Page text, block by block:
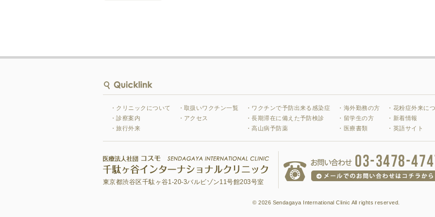
・クリニックについて
・診察案内
・旅行外来
・取扱いワクチン一覧
・アクセス
・ワクチンで予防出来る感染症
・長期滞在に備えた予防検診
・高山病予防薬
・海外勤務の方
・留学生の方
・医療書類
・花粉症外来に
・新着情報
・英語サイト
東京都渋谷区千駄ヶ谷1-20-3バルビゾン11号館203号室
©2026 Sendagaya International Clinic All rights reserved.